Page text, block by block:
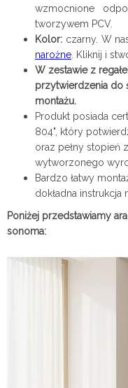
wzmocnione
tworzywem PCV.
Kolor: czarny. W
narożne . Kliknij i
W zestawie z
przytwierdzenia do
montażu.
Produkt posiada
804", który
oraz pełny stopień
wytworzonego
Bardzo łatwy
dokładna instrukcja
Poniżej przedstawiamy
sonoma: